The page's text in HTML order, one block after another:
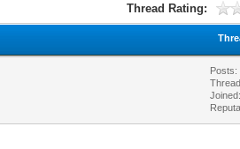
Thread Rating:
Posts: